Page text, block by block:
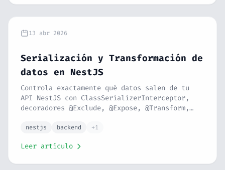
13 abr 2026
Serialización y Transformación de
datos en NestJS
Controla exactamente qué datos salen de tu
API NestJS con ClassSerializerInterceptor,
decoradores @Exclude, @Expose, @Transform,
plainToInstance. Respuestas limpias y
nestjs backend +1
Leer artículo